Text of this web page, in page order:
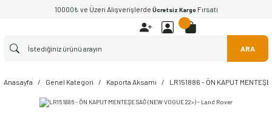
10000₺ ve Üzeri Alışverişlerde Ücretsiz Kargo Fırsatı
ARA
Anasayfa Genel Kategori Kaporta Aksamı LR151886 - ÖN KAPUT